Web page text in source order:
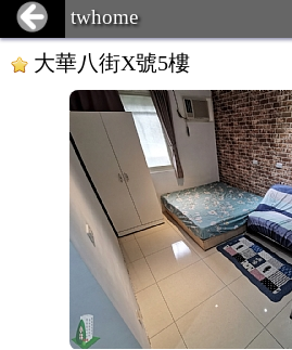
twhome
大華八街X號5樓